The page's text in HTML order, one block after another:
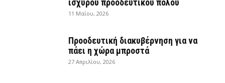
ισχυρού προοδευτικού πόλου
11 Μαΐου, 2026
Προοδευτική διακυβέρνηση για να
πάει η χώρα μπροστά
27 Απριλίου, 2026